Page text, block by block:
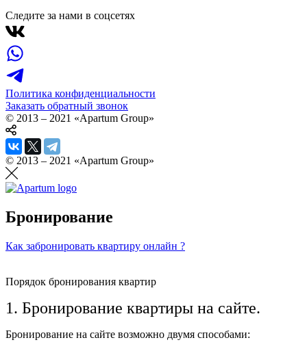
Следите за нами в соцсетях
Политика конфиденциальности
Заказать обратный звонок
© 2013 – 2021 «Apartum Group»
© 2013 – 2021 «Apartum Group»
Бронирование
Как забронировать квартиру онлайн ?
Порядок бронирования квартир
1. Бронирование квартиры на сайте.
Бронирование на сайте возможно двумя способами: